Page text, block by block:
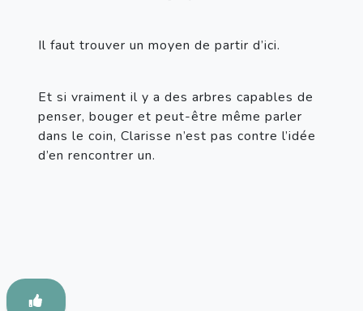
Il faut trouver un moyen de partir d’ici.
Et si vraiment il y a des arbres capables de
penser, bouger et peut-être même parler
dans le coin, Clarisse n’est pas contre l’idée
d’en rencontrer un.